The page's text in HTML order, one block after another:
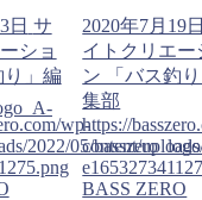
basszero_logo_A-
2020年7月19日 サ
イトクリエーショ
ン 「バス釣り」編
集部
https://basszero.com/wp-
content/uploads/2022/05/
e1653273411275.png
BASS ZERO
ン
集